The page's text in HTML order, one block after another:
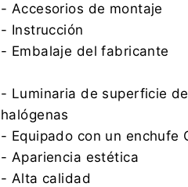
- Accesorios de montaje
- Instrucción
- Embalaje del fabricante
- Luminaria de superficie
halógenas
- Equipado con un enchufe
- Apariencia estética
- Alta calidad